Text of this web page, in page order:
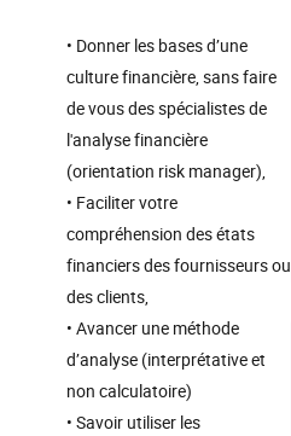
• Donner les bases d’une
culture financière, sans faire
de vous des spécialistes de
l'analyse financière
(orientation risk manager),
• Faciliter votre
compréhension des états
financiers des fournisseurs ou
des clients,
• Avancer une méthode
d’analyse (interprétative et
non calculatoire)
• Savoir utiliser les